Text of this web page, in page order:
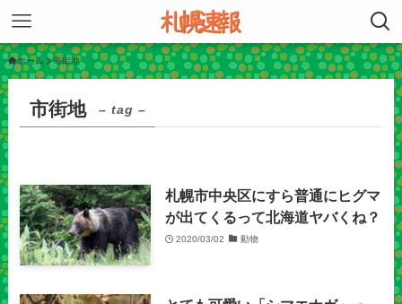
ホーム 市街地
市街地 – tag –
札幌市中央区にすら普通にヒグマ
が出てくるって北海道ヤバくね？
2020/03/02 動物